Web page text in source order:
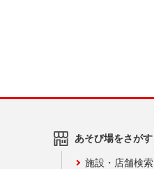
あそび場をさがす
施設・店舗検索